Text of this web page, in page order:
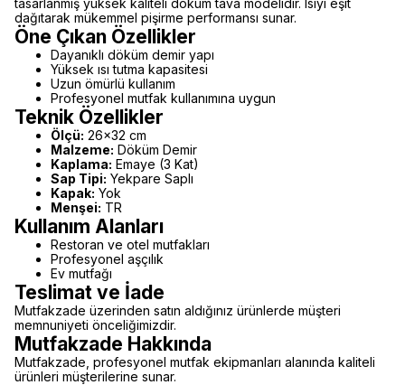
tasarlanmış yüksek kaliteli döküm tava modelidir. Isıyı eşit
dağıtarak mükemmel pişirme performansı sunar.
Öne Çıkan Özellikler
Dayanıklı döküm demir yapı
Yüksek ısı tutma kapasitesi
Uzun ömürlü kullanım
Profesyonel mutfak kullanımına uygun
Teknik Özellikler
Ölçü: 26x32 cm
Malzeme: Döküm Demir
Kaplama: Emaye (3 Kat)
Sap Tipi: Yekpare Saplı
Kapak: Yok
Menşei: TR
Kullanım Alanları
Restoran ve otel mutfakları
Profesyonel aşçılık
Ev mutfağı
Teslimat ve İade
Mutfakzade üzerinden satın aldığınız ürünlerde müşteri
memnuniyeti önceliğimizdir.
Mutfakzade Hakkında
Mutfakzade, profesyonel mutfak ekipmanları alanında kaliteli
ürünleri müşterilerine sunar.